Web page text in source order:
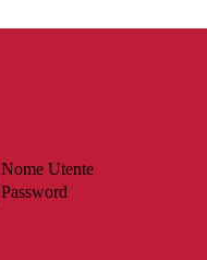
Nome Utente
Password